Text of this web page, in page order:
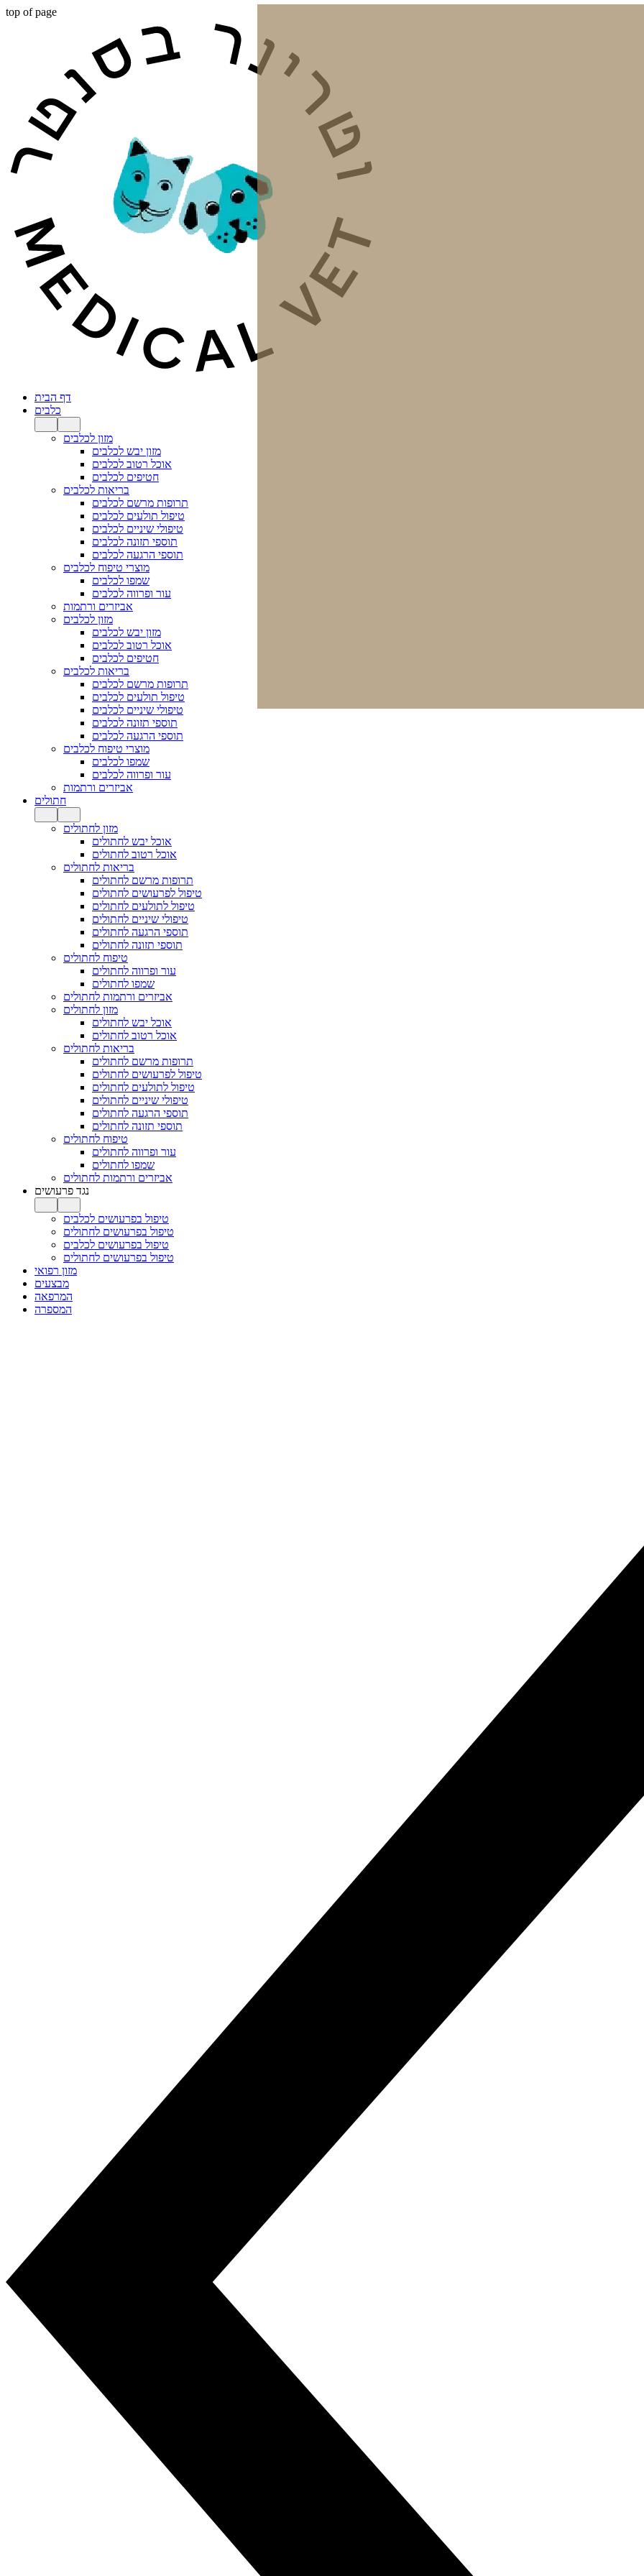
top of page
דף הבית
כלבים
מזון לכלבים
מזון יבש לכלבים
אוכל רטוב לכלבים
חטיפים לכלבים
בריאות לכלבים
תרופות מרשם לכלבים
טיפול תולעים לכלבים
טיפולי שיניים לכלבים
תוספי תזונה לכלבים
תוספי הרגעה לכלבים
מוצרי טיפוח לכלבים
שמפו לכלבים
עור ופרווה לכלבים
אביזרים ורתמות
מזון לכלבים
מזון יבש לכלבים
אוכל רטוב לכלבים
חטיפים לכלבים
בריאות לכלבים
תרופות מרשם לכלבים
טיפול תולעים לכלבים
טיפולי שיניים לכלבים
תוספי תזונה לכלבים
תוספי הרגעה לכלבים
מוצרי טיפוח לכלבים
שמפו לכלבים
עור ופרווה לכלבים
אביזרים ורתמות
חתולים
מזון לחתולים
אוכל יבש לחתולים
אוכל רטוב לחתולים
בריאות לחתולים
תרופות מרשם לחתולים
טיפול לפרעושים לחתולים
טיפול לתולעים לחתולים
טיפולי שיניים לחתולים
תוספי הרגעה לחתולים
תוספי תזונה לחתולים
טיפוח לחתולים
עור ופרווה לחתולים
שמפו לחתולים
אביזרים ורתמות לחתולים
מזון לחתולים
אוכל יבש לחתולים
אוכל רטוב לחתולים
בריאות לחתולים
תרופות מרשם לחתולים
טיפול לפרעושים לחתולים
טיפול לתולעים לחתולים
טיפולי שיניים לחתולים
תוספי הרגעה לחתולים
תוספי תזונה לחתולים
טיפוח לחתולים
עור ופרווה לחתולים
שמפו לחתולים
אביזרים ורתמות לחתולים
נגד פרעושים
טיפול בפרעושים לכלבים
טיפול בפרעושים לחתולים
טיפול בפרעושים לכלבים
טיפול בפרעושים לחתולים
מזון רפואי
מבצעים
המרפאה
המספרה